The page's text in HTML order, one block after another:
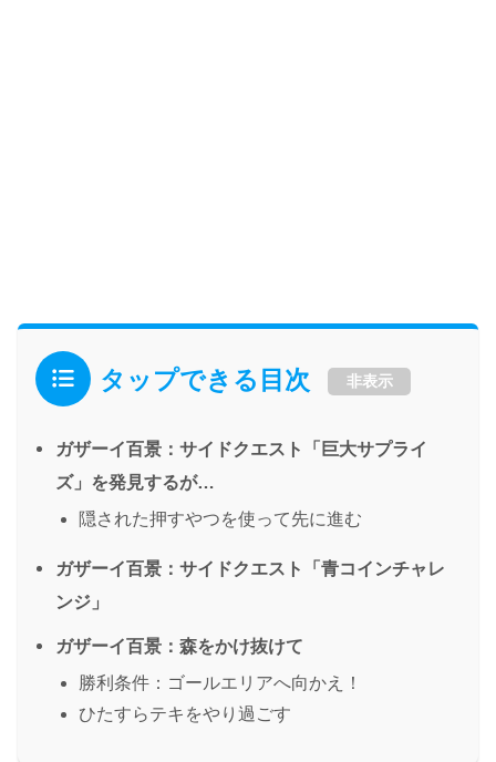
タップできる目次 非表示
ガザーイ百景：サイドクエスト「巨大サプライ
ズ」を発見するが…
隠された押すやつを使って先に進む
ガザーイ百景：サイドクエスト「青コインチャレ
ンジ」
ガザーイ百景：森をかけ抜けて
勝利条件：ゴールエリアへ向かえ！
ひたすらテキをやり過ごす